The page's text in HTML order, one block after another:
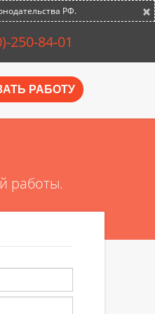
×
РФ.
250-84-01
РАБОТУ
работы.